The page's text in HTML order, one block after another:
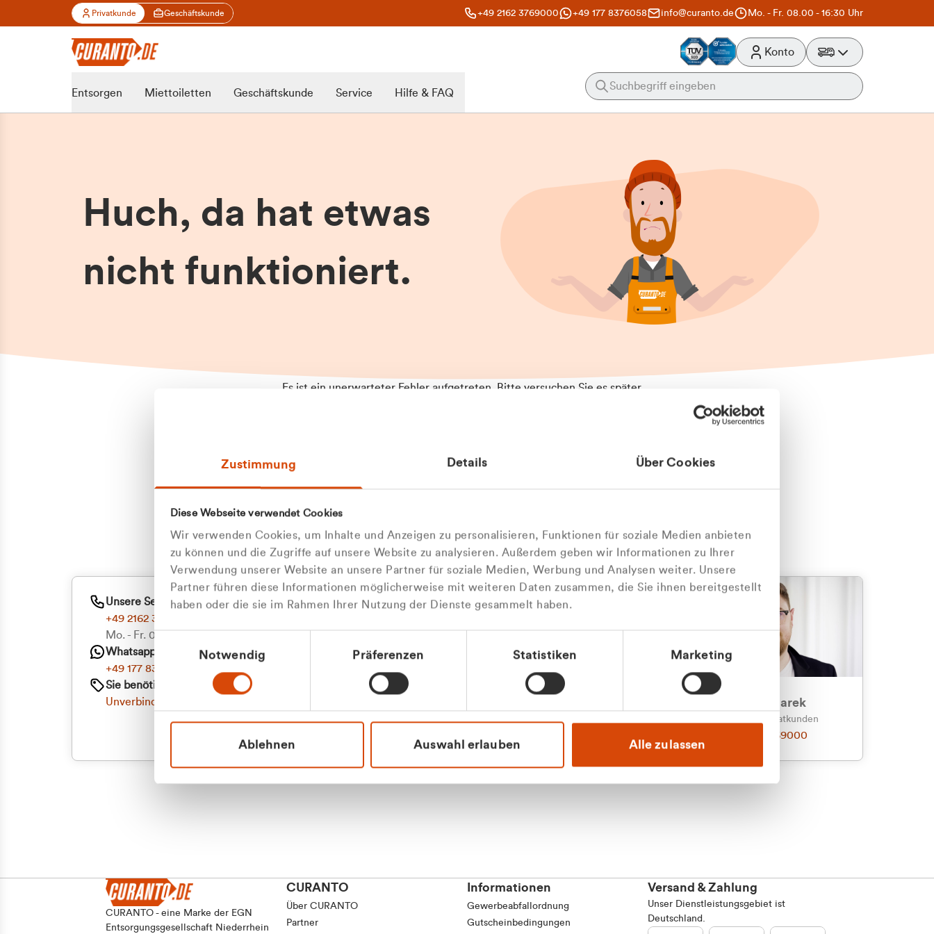
Zustimmung Details Über Cookies
Diese Webseite verwendet Cookies
Wir verwenden Cookies, um Inhalte und Anzeigen zu personalisieren, Funktionen für soziale Medien anbieten
zu können und die Zugriffe auf unsere Website zu analysieren. Außerdem geben wir Informationen zu Ihrer
Verwendung unserer Website an unsere Partner für soziale Medien, Werbung und Analysen weiter. Unsere
Partner führen diese Informationen möglicherweise mit weiteren Daten zusammen, die Sie ihnen bereitgestellt
haben oder die sie im Rahmen Ihrer Nutzung der Dienste gesammelt haben.
Einwilligungsauswahl
Notwendig Präferenzen Statistiken Marketing
Ablehnen Auswahl erlauben Alle zulassen
Privatkunde Geschäftskunde +49 2162 3769000 +49 177 8376058 info@curanto.de Mo. - Fr. 08.00 - 16:30 Uhr
Konto
Entsorgen Miettoiletten Geschäftskunde Service Hilfe & FAQ
Huch, da hat etwas
nicht funktioniert.
Es ist ein unerwarteter Fehler aufgetreten. Bitte versuchen Sie es später
aufgetretenen Fehler an. Wir entschuldigen uns für eventuelle
Unannehmlichkeiten.
Zum Abfallberater
Oder kontaktieren Sie uns persönlich
Wir sind gerne für Sie da
Unsere Service-Hotline
+49 2162 3769000
Mo. - Fr. 08.00 - 16:30 Uhr
Whatsapp
+49 177 8376058
Sie benötigen ein individuelles Angebot?
Unverbindliche Anfrage stellen
Julian Marek
Vertrieb - Privatkunden
0216 237 69000
CURANTO - eine Marke der EGN
Entsorgungsgesellschaft Niederrhein
CURANTO
Über CURANTO
Partner
Informationen
Gewerbeabfallordnung
Gutscheinbedingungen
Versand & Zahlung
Unser Dienstleistungsgebiet ist
Deutschland.